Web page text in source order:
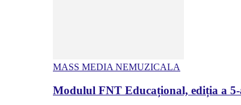
MASS MEDIA NEMUZICALA
Modulul FNT Educațional, ediția a